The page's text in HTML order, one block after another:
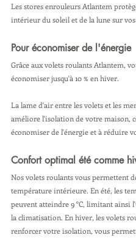
Les stores enrouleurs Atlantem
intérieur du soleil et de la lune sur
Pour économiser de l'énergie
Grâce aux volets roulants Atlantem,
économiser jusqu'à 10 % en hiver.
La lame d'air entre les volets et les
améliore l'isolation de votre maison,
économiser de l'énergie et à réduire
Confort optimal été comme
Nos volets roulants vous permettent
température intérieure. En été, les
peuvent atteindre 9 °C, limitant ainsi
la climatisation. En hiver, les volets
renforcer votre isolation, vous